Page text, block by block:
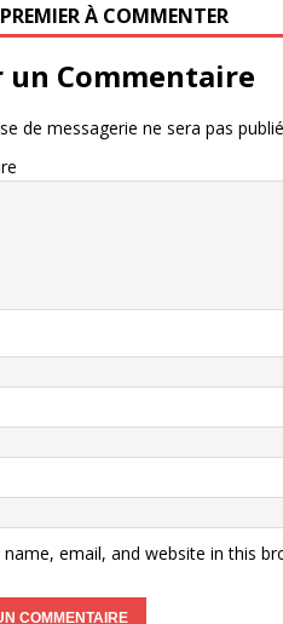
À COMMENTER
un Commentaire
de messagerie ne sera pas
name, email, and website in this